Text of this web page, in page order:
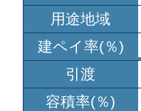
用途地域
建ペイ率(％)
引渡
容積率(％)